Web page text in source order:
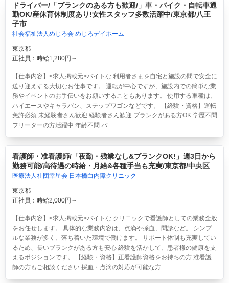
ドライバー/「ブランクのある方も歓迎/」車・バイク・自転車通
勤OK/産休育休制度あり!女性スタッフ多数活躍中/東京都/八王
子市
社会福祉法人めじろ会 めじろデイホーム
東京都
正社員：時給1,280円～
【仕事内容】<求人掲載元>バイトな 利用者さまを自宅と施設の間で安全に
送り迎えする大切なお仕事です。 運転が中心ですが、施設内での簡単な業
務やイベントのお手伝いをお願いすることもあります。 使用する車種は、
ハイエースやキャラバン、ステップワゴンなどです。 【経験・資格】運転
免許必須 未経験者さん歓迎 経験者さん歓迎 ブランクがある方OK 学歴不問
フリーターの方活躍中 年齢不問 パ...
看護師・准看護師/「夜勤・残業なし&ブランクOK!」週3日から
勤務可能/高待遇の時給・月給&各種手当も充実/東京都/中央区
医療法人社団幸星会 日本橋白内障クリニック
東京都
正社員：時給2,000円～
【仕事内容】<求人掲載元>バイトな クリニックで看護師としての業務全般
をお任せします。 具体的な業務内容は、点滴や採血、問診など。 シンプ
ルな業務が多く、落ち着いた環境で働けます。 サポート体制も充実してい
るため、長いブランクがある方も安心 経験を活かして、患者様の健康を支
えるポジションです。 【経験・資格】正看護師資格をお持ちの方 准看護
師の方もご相談ください 採血・点滴の対応が可能な方...